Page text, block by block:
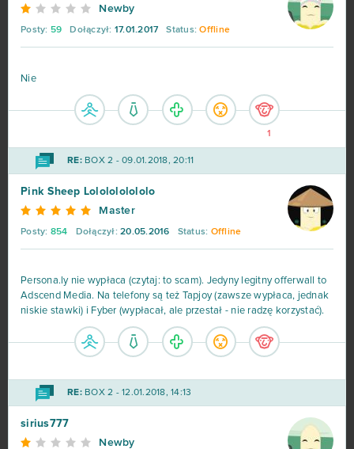
Newby
Posty: 59 Dołączył: 17.01.2017 Status: Offline
Nie
1
RE:BOX 2 - 09.01.2018, 20:11
Pink Sheep Lololololololo
Master
Posty: 854 Dołączył: 20.05.2016 Status: Offline
Persona.ly nie wypłaca (czytaj: to scam). Jedyny legitny offerwall to
Adscend Media. Na telefony są też Tapjoy (zawsze wypłaca, jednak
niskie stawki) i Fyber (wypłacał, ale przestał - nie radzę korzystać).
RE:BOX 2 - 12.01.2018, 14:13
sirius777
Newby